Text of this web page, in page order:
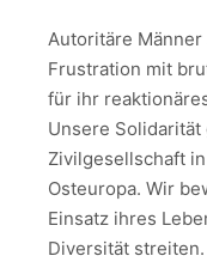
Autoritäre
Frustration mit
für ihr
Unsere
Zivilgesellschaft
Osteuropa. Wir
Einsatz ihres
Diversität